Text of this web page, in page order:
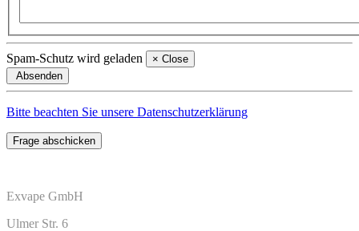
Spam-Schutz wird geladen × Close
Absenden
Bitte beachten Sie unsere Datenschutzerklärung
Frage abschicken
Exvape GmbH
Ulmer Str. 6